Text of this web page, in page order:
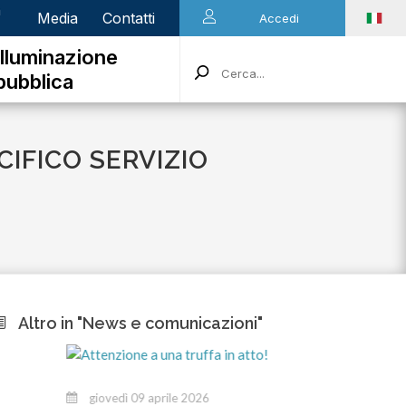
Media Contatti Accedi
SERVIZIO
Altro in "News e comunicazioni"
giovedì 09 aprile 2026